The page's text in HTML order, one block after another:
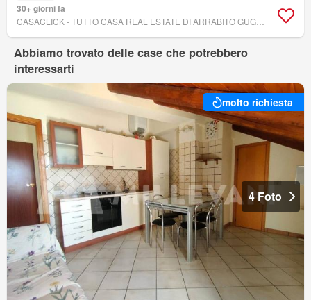
30+ giorni fa
Abbiamo trovato delle case che potrebbero
interessarti
molto richiesta
4 Foto